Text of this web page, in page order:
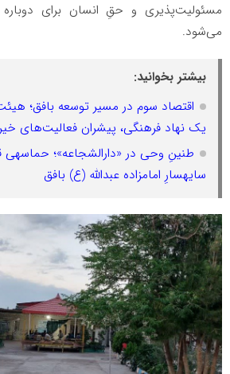
مسئولیت‌پذیری و حقِ انسان برای
می‌شود.
بیشتر بخوانید:
اقتصاد سوم در مسیر توسعه بافق؛
یک نهاد فرهنگی، پیشران فعالیت‌های
طنینِ وحی در «دارالشجاعه»؛ حماسهی
سایهسارِ امامزاده عبدالله (ع) بافق